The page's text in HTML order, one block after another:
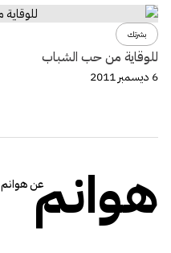
بشرتك
للوقاية من حب الشباب
6 ديسمبر 2011
هوانمعن هوانم